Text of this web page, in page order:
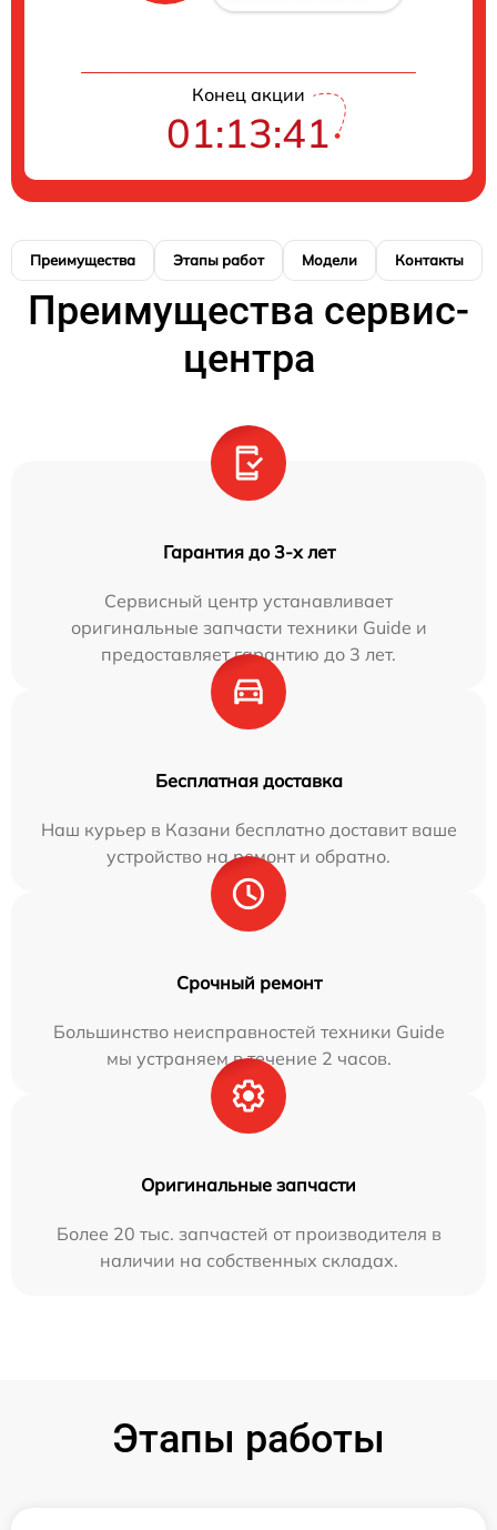
Конец акции
01:13:41
Преимущества Этапы работ Модели Контакты
Преимущества сервис-
центра
Гарантия до 3-х лет
Сервисный центр устанавливает
оригинальные запчасти техники Guide и
предоставляет гарантию до 3 лет.
Бесплатная доставка
Наш курьер в Казани бесплатно доставит ваше
устройство на ремонт и обратно.
Срочный ремонт
Большинство неисправностей техники Guide
мы устраняем в течение 2 часов.
Оригинальные запчасти
Более 20 тыс. запчастей от производителя в
наличии на собственных складах.
Этапы работы